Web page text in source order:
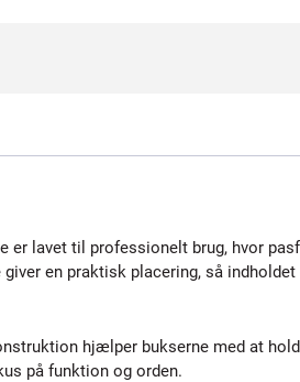
er lavet til professionelt brug, hvor
en praktisk placering, så
hjælper bukserne med at
på funktion og orden.